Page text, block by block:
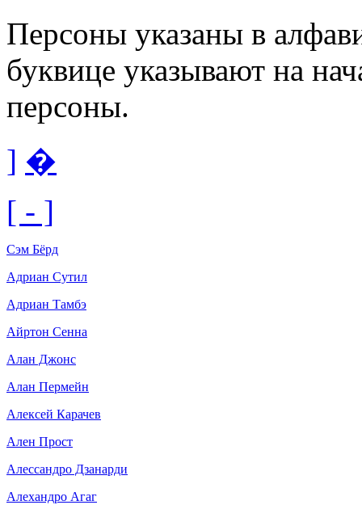
Персоны указаны в
буквице указывают на
персоны.
] �
[ - ]
Cэм Бёрд
Адриан Сутил
Адриан Тамбэ
Айртон Сенна
Алан Джонс
Алан Пермейн
Алексей Карачев
Ален Прост
Алессандро Дзанарди
Алехандро Агаг